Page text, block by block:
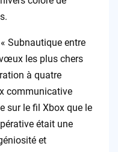
Subnautique entre
les plus chers
à quatre
communicative
sur le fil Xbox que le
était une
et